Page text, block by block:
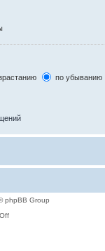
по убыванию
phpBB Group